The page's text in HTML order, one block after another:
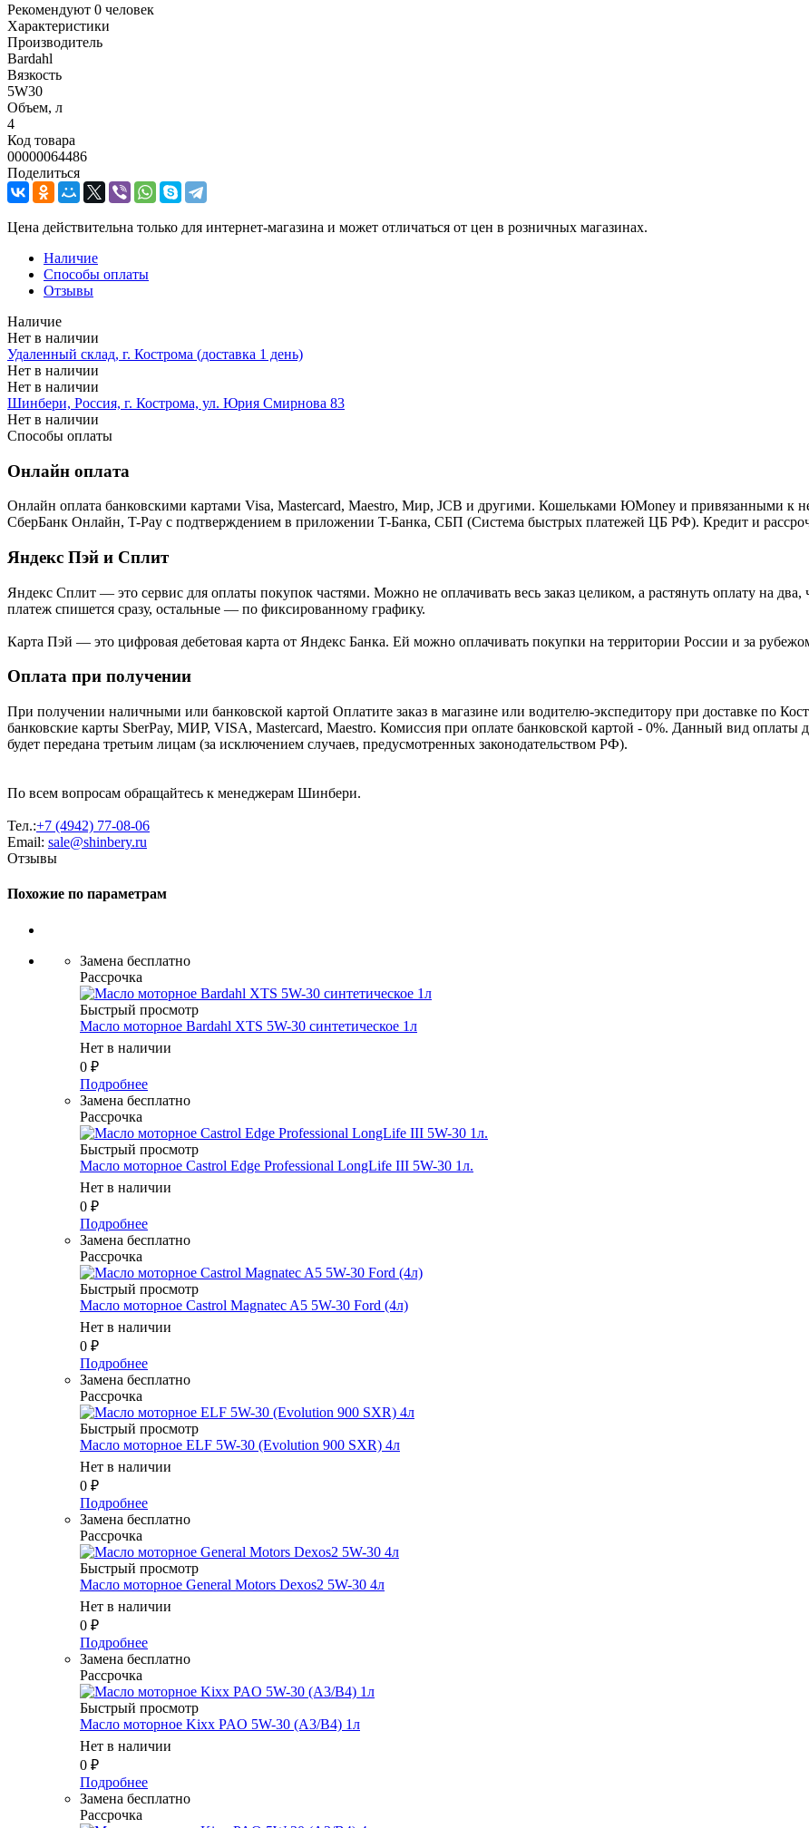
Рекомендуют 0 человек
Характеристики
Производитель
Bardahl
Вязкость
5W30
Объем, л
4
Код товара
00000064486
Поделиться
Цена действительна только для интернет-магазина и может отличаться от цен в розничных магазинах.
Наличие
Способы оплаты
Отзывы
Наличие
Нет в наличии
Удаленный склад, г. Кострома (доставка 1 день)
Нет в наличии
Нет в наличии
Шинбери, Россия, г. Кострома, ул. Юрия Смирнова 83
Нет в наличии
Способы оплаты
Онлайн оплата
Онлайн оплата банковскими картами Visa, Mastercard, Maestro, Мир, JCB и другими. Кошельками ЮMoney и привязанными к
СберБанк Онлайн, T-Pay с подтверждением в приложении T-Банка, СБП (Система быстрых платежей ЦБ РФ). Кредит и
Яндекс Пэй и Сплит
Яндекс Cплит — это сервис для оплаты покупок частями. Можно не оплачивать весь заказ целиком, а растянуть оплату на
платеж спишется сразу, остальные — по фиксированному графику.
Карта Пэй — это цифровая дебетовая карта от Яндекс Банка. Ей можно оплачивать покупки на территории России и за
Оплата при получении
При получении наличными или банковской картой Оплатите заказ в магазине или водителю-экспедитору при доставке по
банковские карты SberPay, МИР, VISA, Mastercard, Maestro. Комиссия при оплате банковской картой - 0%. Данный вид оплаты
будет передана третьим лицам (за исключением случаев, предусмотренных законодательством РФ).
По всем вопросам обращайтесь к менеджерам Шинбери.
Тел.:+7 (4942) 77-08-06
Email: sale@shinbery.ru
Отзывы
Похожие по параметрам
Замена бесплатно
Рассрочка
Быстрый просмотр
Масло мотоpное Bardahl XTS 5W-30 синтетическое 1л
Нет в наличии
0 ₽
Подробнее
Замена бесплатно
Рассрочка
Быстрый просмотр
Масло мотоpное Castrol Edge Professional LongLife III 5W-30 1л.
Нет в наличии
0 ₽
Подробнее
Замена бесплатно
Рассрочка
Быстрый просмотр
Масло мотоpное Castrol Magnatec A5 5W-30 Ford (4л)
Нет в наличии
0 ₽
Подробнее
Замена бесплатно
Рассрочка
Быстрый просмотр
Масло мотоpное ELF 5W-30 (Evolution 900 SXR) 4л
Нет в наличии
0 ₽
Подробнее
Замена бесплатно
Рассрочка
Быстрый просмотр
Масло мотоpное General Motors Dexos2 5W-30 4л
Нет в наличии
0 ₽
Подробнее
Замена бесплатно
Рассрочка
Быстрый просмотр
Масло мотоpное Kixx PAO 5W-30 (A3/B4) 1л
Нет в наличии
0 ₽
Подробнее
Замена бесплатно
Рассрочка